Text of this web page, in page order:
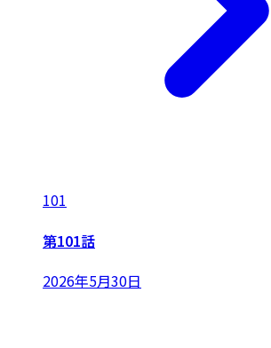
101
第101話
2026年5月30日